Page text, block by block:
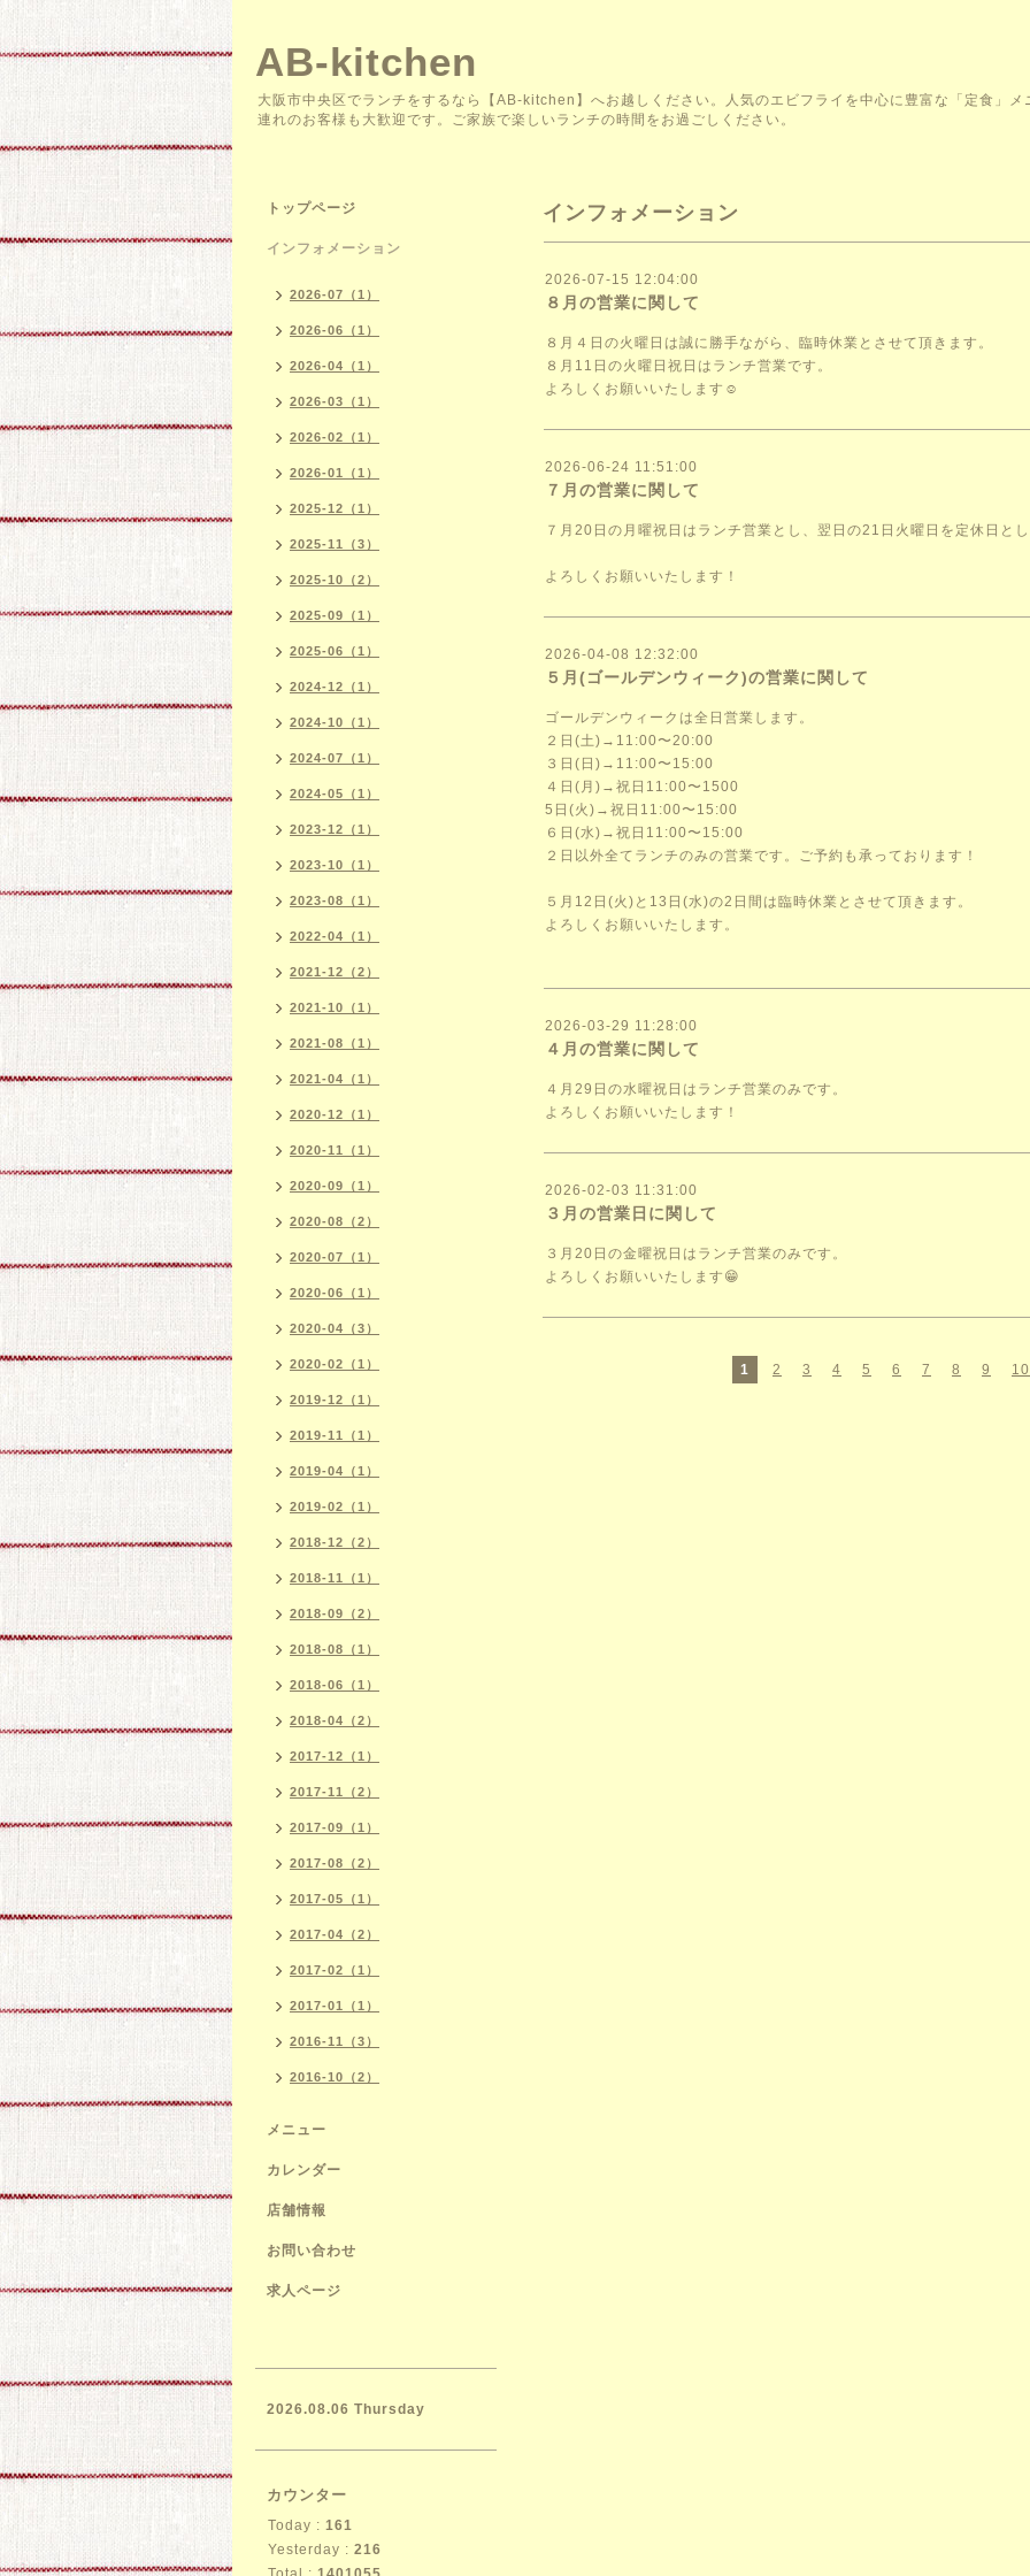
AB-kitchen
大阪市中央区でランチをするなら【AB-kitchen】へお越しください。人気のエビフライを中心に豊富な「定食」
連れのお客様も大歓迎です。ご家族で楽しいランチの時間をお過ごしください。
インフォメーション
2026-07-15 12:04:00
８月の営業に関して
８月４日の火曜日は誠に勝手ながら、臨時休業とさせて頂きます。
８月11日の火曜日祝日はランチ営業です。
よろしくお願いいたします☺️
2026-06-24 11:51:00
７月の営業に関して
７月20日の月曜祝日はランチ営業とし、翌日の21日火曜日を定休日と
よろしくお願いいたします！
2026-04-08 12:32:00
５月(ゴールデンウィーク)の営業に関して
ゴールデンウィークは全日営業します。
２日(土)→11:00〜20:00
３日(日)→11:00〜15:00
４日(月)→祝日11:00〜1500
5日(火)→祝日11:00〜15:00
６日(水)→祝日11:00〜15:00
２日以外全てランチのみの営業です。ご予約も承っております！
５月12日(火)と13日(水)の2日間は臨時休業とさせて頂きます。
よろしくお願いいたします。
2026-03-29 11:28:00
４月の営業に関して
４月29日の水曜祝日はランチ営業のみです。
よろしくお願いいたします！
2026-02-03 11:31:00
３月の営業日に関して
３月20日の金曜祝日はランチ営業のみです。
よろしくお願いいたします😁
1 2 3 4 5 6 7 8 9 10
トップページ
インフォメーション
2026-07（1）
2026-06（1）
2026-04（1）
2026-03（1）
2026-02（1）
2026-01（1）
2025-12（1）
2025-11（3）
2025-10（2）
2025-09（1）
2025-06（1）
2024-12（1）
2024-10（1）
2024-07（1）
2024-05（1）
2023-12（1）
2023-10（1）
2023-08（1）
2022-04（1）
2021-12（2）
2021-10（1）
2021-08（1）
2021-04（1）
2020-12（1）
2020-11（1）
2020-09（1）
2020-08（2）
2020-07（1）
2020-06（1）
2020-04（3）
2020-02（1）
2019-12（1）
2019-11（1）
2019-04（1）
2019-02（1）
2018-12（2）
2018-11（1）
2018-09（2）
2018-08（1）
2018-06（1）
2018-04（2）
2017-12（1）
2017-11（2）
2017-09（1）
2017-08（2）
2017-05（1）
2017-04（2）
2017-02（1）
2017-01（1）
2016-11（3）
2016-10（2）
メニュー
カレンダー
店舗情報
お問い合わせ
求人ページ
2026.08.06 Thursday
カウンター
Today : 161
Yesterday : 216